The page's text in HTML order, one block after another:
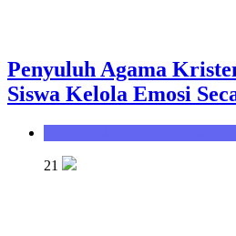
Penyuluh Agama
Siswa Kelola Emosi
21